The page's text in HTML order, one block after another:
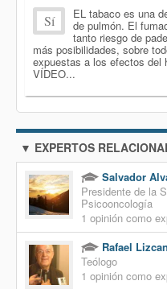
Sí EL tabaco es una
de pulmón. El
tanto riesgo de
más posibilidades, sobre
expuestas a los efectos del
VÍDEO...
▼ EXPERTOS
Salvador
Presidente de la
Psicooncología
1 opinión como
Rafael
Teólogo
1 opinión como